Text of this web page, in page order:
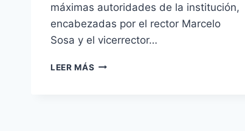
máximas autoridades de la institución,
encabezadas por el rector Marcelo
Sosa y el vicerrector…
LEER MÁS LA